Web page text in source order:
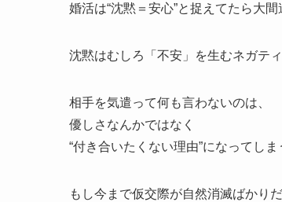
婚活は“沈黙＝安心”と捉えてたら大間
沈黙はむしろ「不安」を生むネガテ
相手を気遣って何も言わないのは、
優しさなんかではなく
“付き合いたくない理由”になってしま
もし今まで仮交際が自然消滅ばかりだ